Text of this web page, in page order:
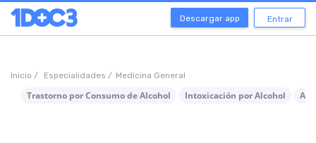
Descargar app Entrar
Inicio / Especialidades / Medicina General
Trastorno por Consumo de Alcohol Intoxicación por Alcohol